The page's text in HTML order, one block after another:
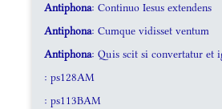
Antiphona: Continuo Iesus extendens
Antiphona: Cumque vidisset ventum
Antiphona: Quis scit si convertatur et
: ps128AM
: ps113BAM